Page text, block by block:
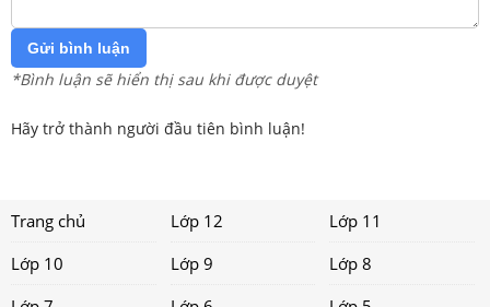
Gửi bình luận
*Bình luận sẽ hiển thị sau khi được duyệt
Hãy trở thành người đầu tiên bình luận!
Trang chủ Lớp 12
Lớp 11
Lớp 10
Lớp 9
Lớp 8